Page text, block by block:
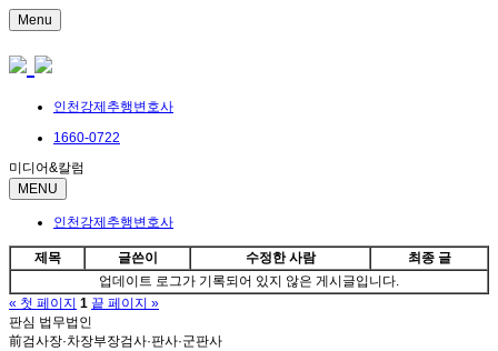
Menu
인천강제추행변호사
1660-0722
미디어&칼럼
MENU
인천강제추행변호사
제목 글쓴이 수정한 사람
최종 글
업데이트 로그가 기록되어 있지 않은 게시글입니다.
« 첫 페이지 1 끝 페이지 »
판심 법무법인
前검사장·차장부장검사·판사·군판사